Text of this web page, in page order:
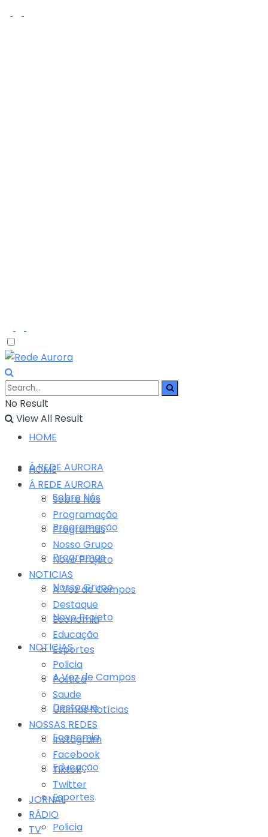
No Result
View All Result
HOME
Á REDE AURORA
Sobre Nós
Programação
Programas
Nosso Grupo
Novo Projeto
NOTICIAS
A Voz de Campos
Destaque
Economia
Educação
Esportes
Policia
HOME
Á REDE AURORA
Sobre Nós
Programação
Programas
Nosso Grupo
Novo Projeto
NOTICIAS
A Voz de Campos
Destaque
Economia
Educação
Esportes
Policia
Politica
Saude
Últimas Notícias
NOSSAS REDES
Instagram
Facebook
Tiktok
Twitter
JORNAL
RÁDIO
TV